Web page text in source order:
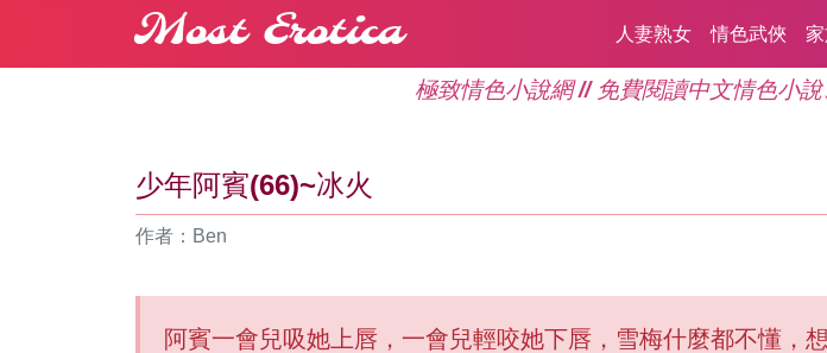
Most Erotica 人妻熟女 情色武俠
極致情色小說網 // 免費閱讀中文情色小
少年阿賓(66)~冰火
作者：Ben
阿賓一會兒吸她上唇，一會兒輕咬她下唇，雪梅什麼都不懂，